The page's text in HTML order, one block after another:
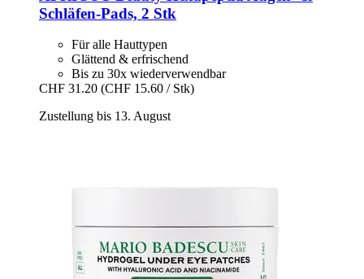
Schläfen-​Pads, 2 Stk
Für alle Hauttypen
Glättend & erfrischend
Bis zu 30x wiederverwendbar
CHF 31.20 (CHF 15.60 / Stk)
Zustellung bis 13. August